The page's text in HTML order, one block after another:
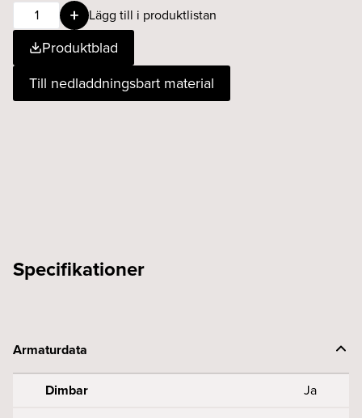
Flare
13W
24°
930
borstat
stål
Lägg till i produktlistan
Produktblad
Till nedladdningsbart material
Specifikationer
Armaturdata
Dimbar
Ja